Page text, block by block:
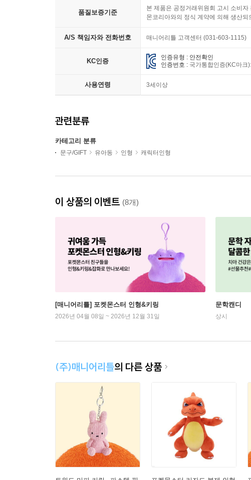
품질보증기준
본 제품은 공정거래위원회 고시 소비
몬코리아와의 정식 계약에 의해 생산
A/S 책임자와 전화번호 매니어리틀 고객센터 (031-603-1115)
KC인증
인증유형 : 안전확인
인증번호 : 국가통합인증(KC마
사용연령 3세이상
관련분류
카테고리 분류
문구/GIFT 유아동 인형 캐릭터인형
이 상품의 이벤트 (8개)
[매니어리틀] 포켓몬스터 인형&키링
2026년 04월 08일 ~ 2026년 12월 31일
문학캔디
상시
(주)매니어리틀의 다른 상품